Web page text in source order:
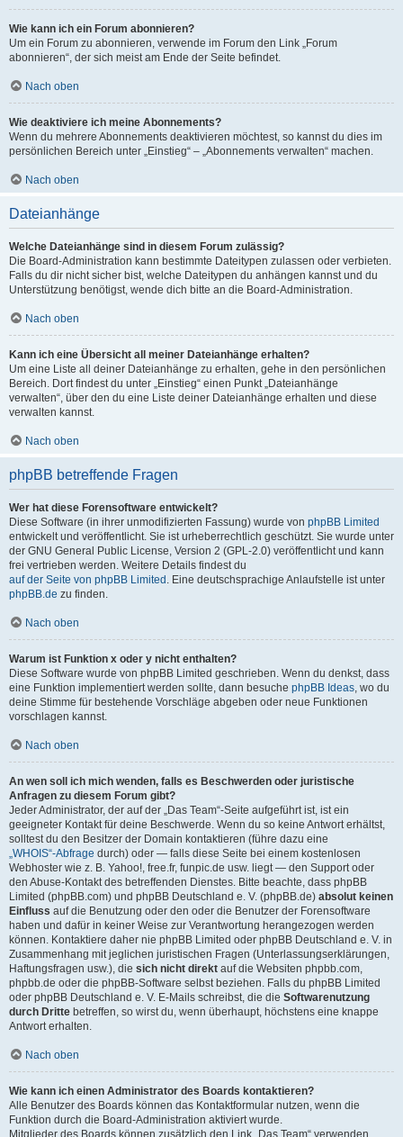
Wie kann ich ein Forum abonnieren?
Um ein Forum zu abonnieren, verwende im Forum den Link „Forum
abonnieren“, der sich meist am Ende der Seite befindet.
Nach oben
Wie deaktiviere ich meine Abonnements?
Wenn du mehrere Abonnements deaktivieren möchtest, so kannst du dies im
persönlichen Bereich unter „Einstieg“ – „Abonnements verwalten“ machen.
Nach oben
Dateianhänge
Welche Dateianhänge sind in diesem Forum zulässig?
Die Board-Administration kann bestimmte Dateitypen zulassen oder verbieten.
Falls du dir nicht sicher bist, welche Dateitypen du anhängen kannst und du
Unterstützung benötigst, wende dich bitte an die Board-Administration.
Nach oben
Kann ich eine Übersicht all meiner Dateianhänge erhalten?
Um eine Liste all deiner Dateianhänge zu erhalten, gehe in den persönlichen
Bereich. Dort findest du unter „Einstieg“ einen Punkt „Dateianhänge
verwalten“, über den du eine Liste deiner Dateianhänge erhalten und diese
verwalten kannst.
Nach oben
phpBB betreffende Fragen
Wer hat diese Forensoftware entwickelt?
Diese Software (in ihrer unmodifizierten Fassung) wurde von phpBB Limited
entwickelt und veröffentlicht. Sie ist urheberrechtlich geschützt. Sie wurde unter
der GNU General Public License, Version 2 (GPL-2.0) veröffentlicht und kann
frei vertrieben werden. Weitere Details findest du
auf der Seite von phpBB Limited . Eine deutschsprachige Anlaufstelle ist unter
phpBB.de zu finden.
Nach oben
Warum ist Funktion x oder y nicht enthalten?
Diese Software wurde von phpBB Limited geschrieben. Wenn du denkst, dass
eine Funktion implementiert werden sollte, dann besuche phpBB Ideas, wo du
deine Stimme für bestehende Vorschläge abgeben oder neue Funktionen
vorschlagen kannst.
Nach oben
An wen soll ich mich wenden, falls es Beschwerden oder juristische
Anfragen zu diesem Forum gibt?
Jeder Administrator, der auf der „Das Team“-Seite aufgeführt ist, ist ein
geeigneter Kontakt für deine Beschwerde. Wenn du so keine Antwort erhältst,
solltest du den Besitzer der Domain kontaktieren (führe dazu eine
„WHOIS“-Abfrage durch) oder — falls diese Seite bei einem kostenlosen
Webhoster wie z. B. Yahoo!, free.fr, funpic.de usw. liegt — den Support oder
den Abuse-Kontakt des betreffenden Dienstes. Bitte beachte, dass phpBB
Limited (phpBB.com) und phpBB Deutschland e. V. (phpBB.de) absolut keinen
Einfluss auf die Benutzung oder den oder die Benutzer der Forensoftware
haben und dafür in keiner Weise zur Verantwortung herangezogen werden
können. Kontaktiere daher nie phpBB Limited oder phpBB Deutschland e. V. in
Zusammenhang mit jeglichen juristischen Fragen (Unterlassungserklärungen,
Haftungsfragen usw.), die sich nicht direkt auf die Websiten phpbb.com,
phpbb.de oder die phpBB-Software selbst beziehen. Falls du phpBB Limited
oder phpBB Deutschland e. V. E-Mails schreibst, die die Softwarenutzung
durch Dritte betreffen, so wirst du, wenn überhaupt, höchstens eine knappe
Antwort erhalten.
Nach oben
Wie kann ich einen Administrator des Boards kontaktieren?
Alle Benutzer des Boards können das Kontaktformular nutzen, wenn die
Funktion durch die Board-Administration aktiviert wurde.
Mitglieder des Boards können zusätzlich den Link „Das Team“ verwenden.